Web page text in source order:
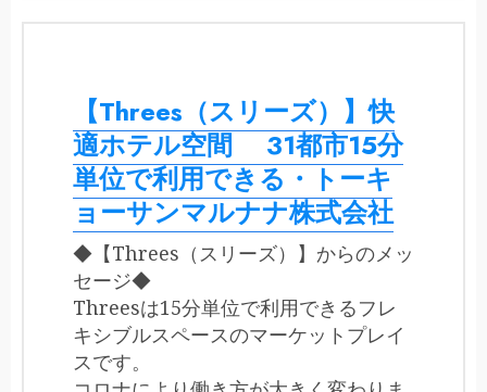
【Threes（スリーズ）】快
適ホテル空間 31都市15分
単位で利用できる・トーキ
ョーサンマルナナ株式会社
◆【Threes（スリーズ）】からのメッ
セージ◆
Threesは15分単位で利用できるフレ
キシブルスペースのマーケットプレイ
スです。